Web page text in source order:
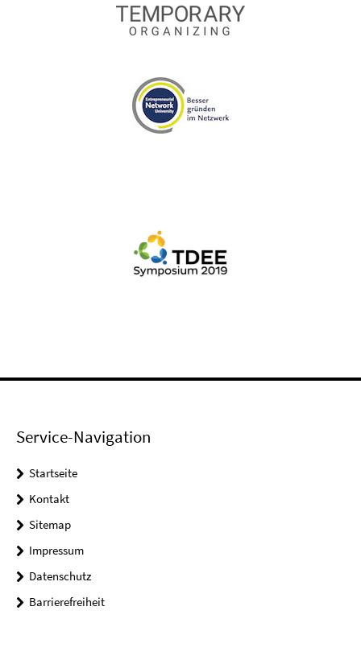
Service-Navigation
Startseite
Kontakt
Sitemap
Impressum
Datenschutz
Barrierefreiheit